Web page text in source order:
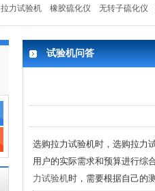
拉力试验机 橡胶硫化仪 无转子硫化仪
试验机问答
选购拉力试验机时，选购拉力
用户的实际需求和预算进行综
力试验机时，需要根据自己的